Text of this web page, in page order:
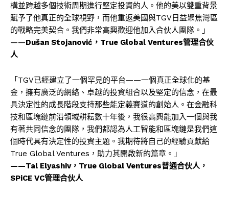
構並跨越多個技術周期進行堅定投資的人。他的美以雙重背景
賦予了他真正的全球視野，而他重返美國與TGV日益聚焦灣區
的戰略完美契合。我們非常高興歡迎他加入合伙人團隊。」
——Dušan Stojanović ， True Global Ventures管理合伙
人
「TGV已經建立了一個罕見的平台——一個真正全球化的基
金，擁有廣泛的網絡、卓越的投資組合以及堅定的信念，在最
具決定性的成長階段支持那些能定義賽道的創始人。在金融科
技和區塊鏈前沿領域耕耘數十年後，我很高興能加入一個與我
有著共同信念的團隊，我們都認為人工智能和區塊鏈是我們這
個時代具有決定性的投資主題。我期待將自己的經驗貢獻給
True Global Ventures，助力其開啟新的篇章。」
——Tal Elyashiv，True Global Ventures普通合伙人，
SPiCE VC管理合伙人